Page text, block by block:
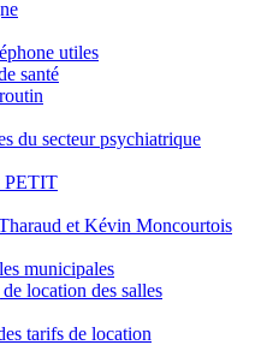
utiles
santé
du secteur psychiatrique
PETIT
et Kévin Moncourtois
municipales
location des salles
tarifs de location